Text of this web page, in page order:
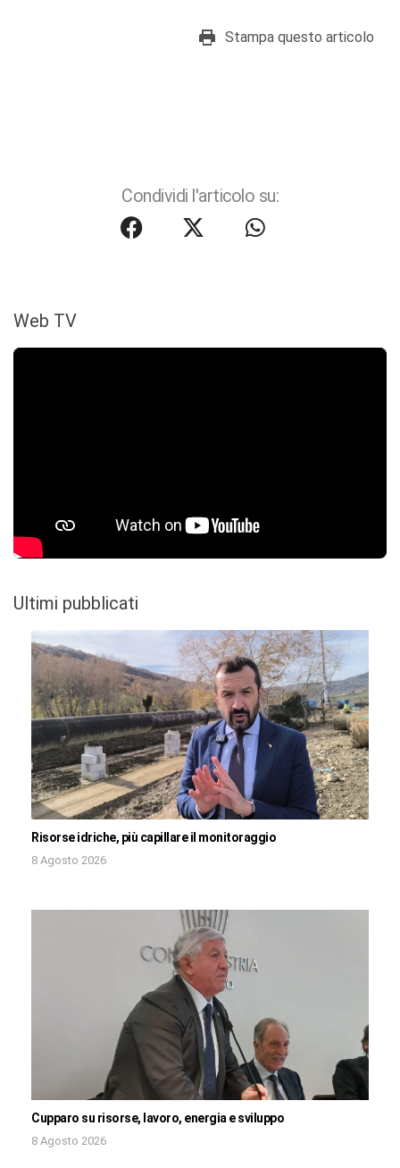
Stampa questo articolo
Condividi l'articolo su:
Web TV
Ultimi pubblicati
Risorse idriche, più capillare il monitoraggio
8 Agosto 2026
Cupparo su risorse, lavoro, energia e sviluppo
8 Agosto 2026